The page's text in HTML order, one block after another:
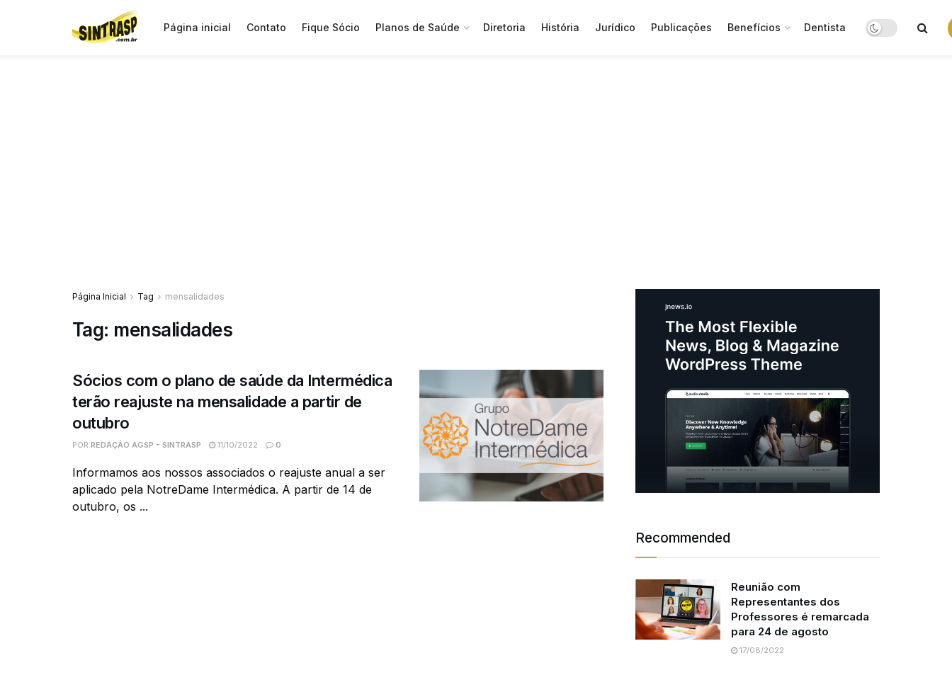
Página inicial Contato Fique Sócio Planos de Saúde Diretoria História Jurídico Publicações Benefícios Dentista
Página Inicial Tag mensalidades
Tag: mensalidades
Sócios com o plano de saúde da Intermédica
terão reajuste na mensalidade a partir de
outubro
POR REDAÇÃO AGSP - SINTRASP 11/10/2022 0
Informamos aos nossos associados o reajuste anual a ser
aplicado pela NotreDame Intermédica. A partir de 14 de
outubro, os ...
Recommended
Reunião com
Representantes dos
Professores é remarcada
para 24 de agosto
17/08/2022